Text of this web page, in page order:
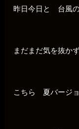
昨日今日と 台風
まだまだ気を抜か
こちら 夏バージョ